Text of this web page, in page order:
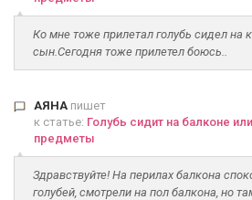
Ко мне тоже прилетал голубь сидел на
сын.Сегодня тоже прилетел боюсь..
АЯНА пишет
к статье: Голубь сидит на балконе
предметы
Здравствуйте! На перилах балкона
голубей, смотрели на пол балкона, но